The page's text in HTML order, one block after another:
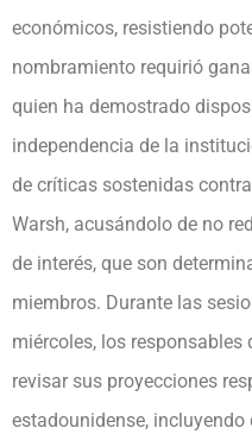
económicos, resistiendo
nombramiento requirió
quien ha demostrado
independencia de la
de críticas sostenidas
Warsh, acusándolo de no
de interés, que son
miembros. Durante las
miércoles, los
revisar sus proyecciones
estadounidense,